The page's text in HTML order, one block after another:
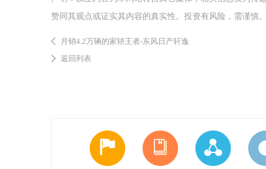
赞同其观点或证实其内容的真实性。投资有风险，需谨慎
月销4.2万辆的家轿王者-东风日产轩逸
返回列表